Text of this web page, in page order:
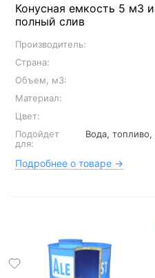
Конусная емкость 5 м3
полный слив
Производитель:
Страна:
Объем, м3:
Материал:
Цвет:
Подойдет
для:
Вода,
Подробнее о товаре →